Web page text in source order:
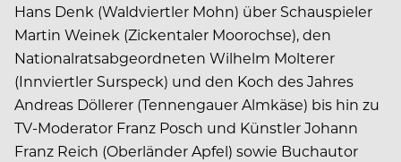
Hans Denk (Waldviertler Mohn) über Schauspieler
Martin Weinek (Zickentaler Moorochse), den
Nationalratsabgeordneten Wilhelm Molterer
(Innviertler Surspeck) und den Koch des Jahres
Andreas Döllerer (Tennengauer Almkäse) bis hin zu
TV-Moderator Franz Posch und Künstler Johann
Franz Reich (Oberländer Apfel) sowie Buchautor